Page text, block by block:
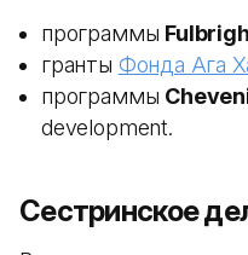
программы
гранты Фонда Ага
программы
development.
Сестринское